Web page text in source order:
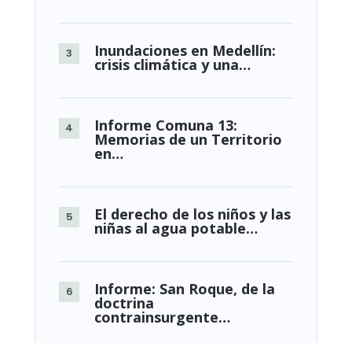
Inundaciones en Medellín:
crisis climática y una…
Informe Comuna 13:
Memorias de un Territorio
en…
El derecho de los niños y las
niñas al agua potable…
Informe: San Roque, de la
doctrina
contrainsurgente…